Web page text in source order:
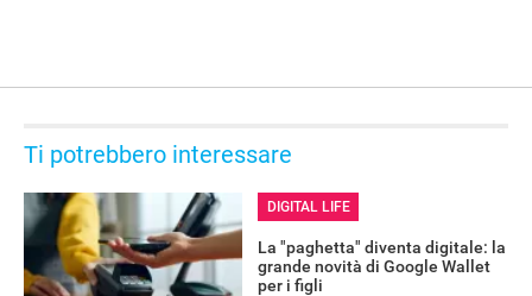
Ti potrebbero interessare
DIGITAL LIFE
La "paghetta" diventa digitale: la
grande novità di Google Wallet
per i figli